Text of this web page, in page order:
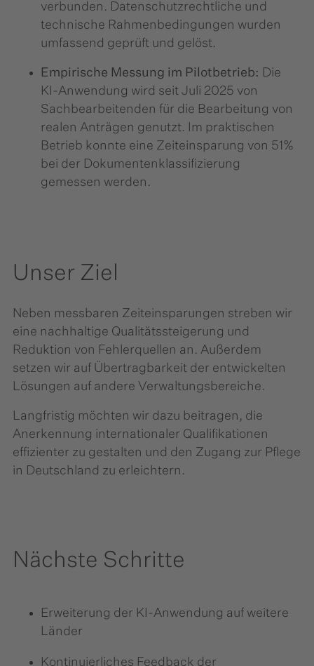
verbunden. Datenschutzrechtliche und
technische Rahmenbedingungen wurden
umfassend geprüft und gelöst.
Empirische Messung im Pilotbetrieb: Die
KI-Anwendung wird seit Juli 2025 von
Sachbearbeitenden für die Bearbeitung von
realen Anträgen genutzt. Im praktischen
Betrieb konnte eine Zeiteinsparung von 51%
bei der Dokumentenklassifizierung
gemessen werden.
Unser Ziel
Neben messbaren Zeiteinsparungen streben wir
eine nachhaltige Qualitätssteigerung und
Reduktion von Fehlerquellen an. Außerdem
setzen wir auf Übertragbarkeit der entwickelten
Lösungen auf andere Verwaltungsbereiche.
Langfristig möchten wir dazu beitragen, die
Anerkennung internationaler Qualifikationen
effizienter zu gestalten und den Zugang zur Pflege
in Deutschland zu erleichtern.
Nächste Schritte
Erweiterung der KI-Anwendung auf weitere
Länder
Kontinuierliches Feedback der